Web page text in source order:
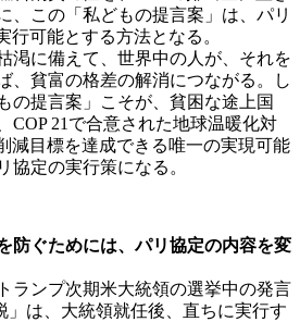
、この「私どもの提言案」は、パリ
行可能とする方法となる。
渇に備えて、世界中の人が、それを
、貧富の格差の解消につながる。し
の提言案」こそが、貧困な途上国
COP 21で合意された地球温暖化対
減目標を達成できる唯一の実現可能
協定の実行策になる。
防ぐためには、パリ協定の内容を変
ランプ次期米大統領の選挙中の発言
」は、大統領就任後、直ちに実行す